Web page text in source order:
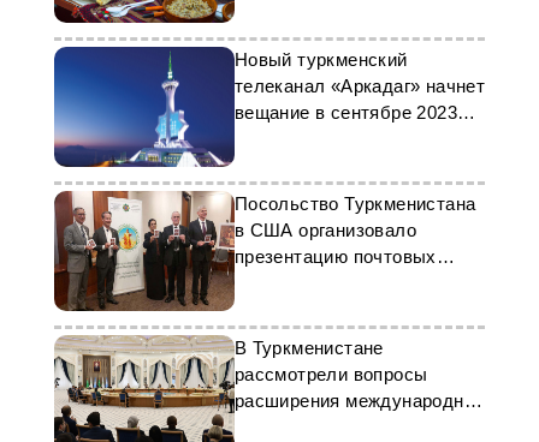
Новый туркменский
телеканал «Аркадаг» начнет
вещание в сентябре 2023
Посольство Туркменистана
в США организовало
презентацию почтовых
марок
В Туркменистане
рассмотрели вопросы
расширения международной